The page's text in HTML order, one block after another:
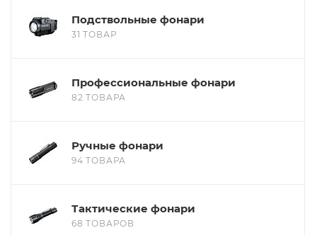
Подствольные фонари
31 ТОВАР
Профессиональные фонари
82 ТОВАРА
Ручные фонари
94 ТОВАРА
Тактические фонари
68 ТОВАРОВ